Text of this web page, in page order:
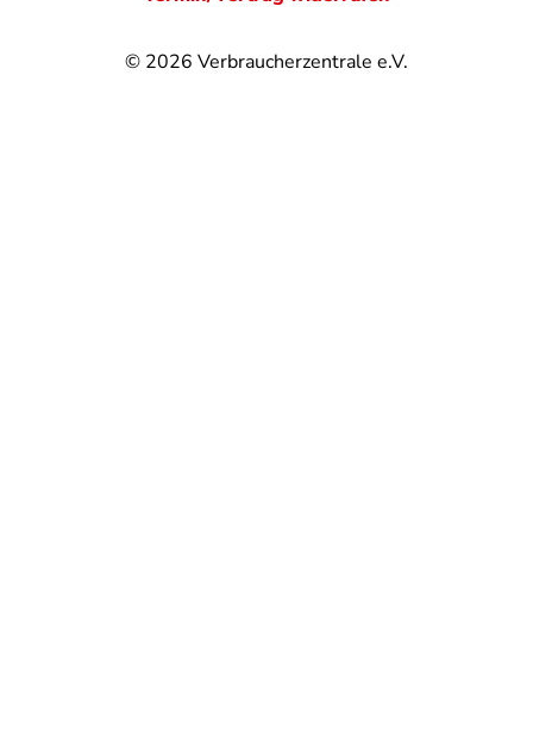
© 2026 Verbraucherzentrale e.V.